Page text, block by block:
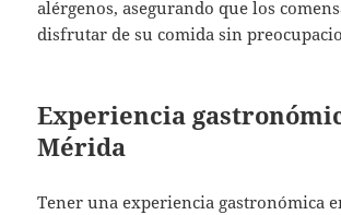
alérgenos, asegurando que los
disfrutar de su comida sin
Experiencia
Mérida
Tener una experiencia gastronómica